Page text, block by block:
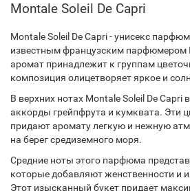
Montale Soleil De Capri
Montale Soleil De Capri - унисекс
известным французским парфюмером
аромат принадлежит к группам
композиция олицетворяет яркое и
В верхних нотах Montale Soleil De
аккорды грейпфрута и кумквата. Эти
придают аромату легкую и нежную
на берег средиземного моря.
Средние ноты этого парфюма
которые добавляют женственности и
Этот изысканный букет придает